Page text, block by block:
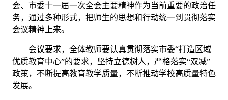
会、市委十一届一次全会主要精神作为当前重要的政治任
务， 通过多种形式，把师生的思想和行动统一到贯彻落实
会议精神上来。
会议要求， 全体教师要认真贯彻落实市委“打造区域
优质教育中心”的要求， 坚持立德树人，严格落实“双减”
政策，不断提高教育教学质量，不断推动学校高质量特色
发展。